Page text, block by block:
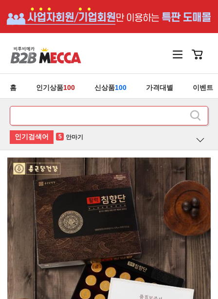
홈 인기상품100 신상품100 가격대별 이벤트
1 홍삼
2 후라이팬
4 청소기